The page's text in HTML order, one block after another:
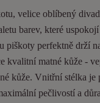
velice oblíbený
barev, které
perfektně drží
kvalitní matné kůže -
kůže. Vnitřní stélka
pečlivostí a